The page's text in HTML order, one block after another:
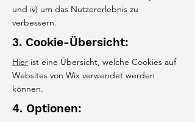
und iv) um das Nutzererlebnis zu
verbessern.
3. Cookie-Übersicht:
Hier ist eine Übersicht, welche Cookies auf
Websites von Wix verwendet werden
können.
4. Optionen: